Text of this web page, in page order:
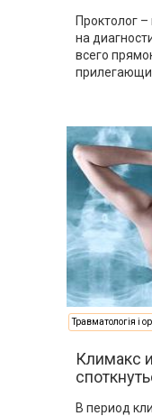
Проктолог
на
всего
Травматологія і
Климакс
В период